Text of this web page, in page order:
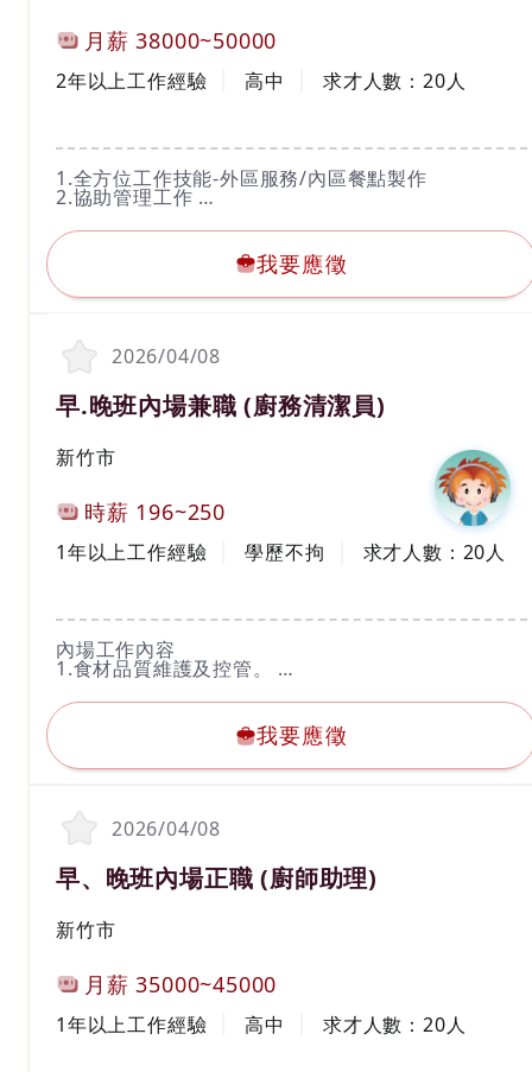
月薪 38000~50000
工作經驗
2年以上工作經驗 高中 求才人數：20人
工作內容
1.全方位工作技能-外區服務/內區餐點製作
2.協助管理工作
4.協助人力調度與配置
5.配合公司教育訓練
新竹光復店- 300新竹市東區光復路二段728號
新竹關新店- 300新竹市東區關新北路163號
新竹金山店-300新竹市東區金山十二街21號
新竹新豐店- 304新竹縣新豐鄉明新一街101號
我要應徵
我要應徵
2026/04/08
職務名稱(職業類別)
早.晚班內場兼職 (廚務清潔員)
新竹市
時薪 196~250
1年以上工作經驗 學歷不拘 求才人數： 20人
工作內容
內場工作內容
1.食材品質維護及控管。
3.各式鍋類擺盤、餐點製作、外帶。
4.餐具清洗及設備保養。
5.維持工作區域乾淨整潔。
6.完成主管交辦事項。
當月做滿 80小時獎金1000~1500
當月做滿100小時獎金2000~2500
當月做滿150小時獎金3000~4000
--------------------------------------------------------------------
-----------------------------
新竹中正店- 300新竹市北區中正路264號
新竹光復店- 300新竹市東區光復路二段728號
新竹關新店- 300新竹市東區關新北路163號
新竹金山店-300新竹市東區金山十二街21號
新竹新豐店- 304新竹縣新豐鄉明新一街101號
我要應徵
我要應徵
2026/04/08
職務名稱(職業類別)
早、晚班內場正職 (廚師助理)
新竹市
月薪 35000~45000
工作經驗
1年以上工作經驗 高中 求才人數：20人